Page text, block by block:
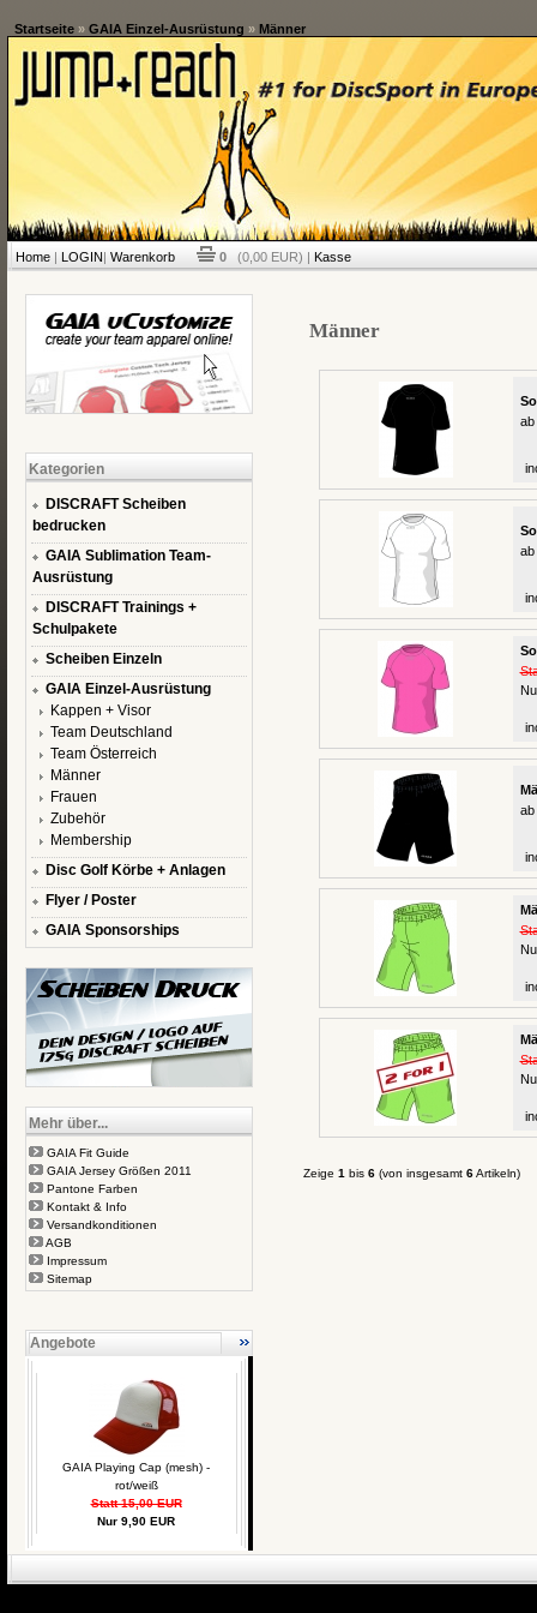
Startseite» GAIA Einzel-Ausrüstung » Männer
Home| LOGIN| Warenkorb 0 (0,00 EUR) | Kasse
Kategorien
DISCRAFT Scheiben
bedrucken
GAIA Sublimation Team-
Ausrüstung
DISCRAFT Trainings +
Schulpakete
Scheiben Einzeln
GAIA Einzel-Ausrüstung
Kappen + Visor
Team Deutschland
Team Österreich
Männer
Frauen
Zubehör
Membership
Disc Golf Körbe + Anlagen
Flyer / Poster
GAIA Sponsorships
Mehr über...
GAIA Fit Guide
GAIA Jersey Größen 2011
Pantone Farben
Kontakt & Info
Versandkonditionen
AGB
Impressum
Sitemap
Angebote
GAIA Playing Cap (mesh) -
rot/weiß
Statt 15,00 EUR
Nur 9,90 EUR
Männer
ab
ab
ab
Zeige 1 bis 6(von insgesamt 6Artikeln)